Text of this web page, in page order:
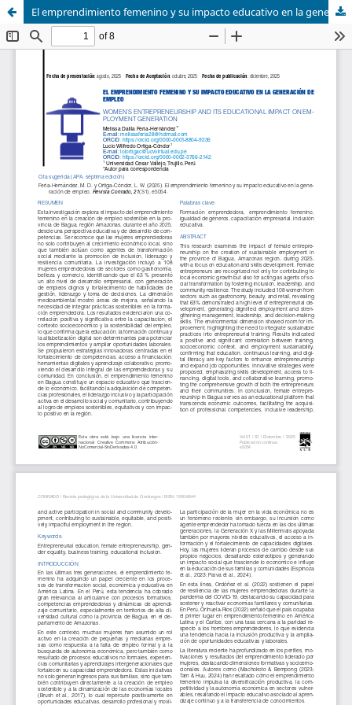
El emprendimiento femenino y su impacto educativo en la generación de empleo